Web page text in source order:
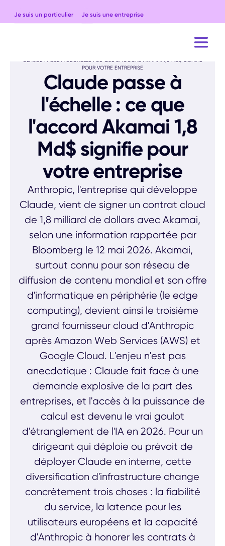
Je suis un particulier Je suis une entreprise
POUR VOTRE ENTREPRISE
Claude passe à
l'échelle : ce que
l'accord Akamai 1,8
Md$ signifie pour
votre entreprise
Anthropic, l'entreprise qui développe
Claude, vient de signer un contrat cloud
de 1,8 milliard de dollars avec Akamai,
selon une information rapportée par
Bloomberg le 12 mai 2026. Akamai,
surtout connu pour son réseau de
diffusion de contenu mondial et son offre
d'informatique en périphérie (le edge
computing), devient ainsi le troisième
grand fournisseur cloud d'Anthropic
après Amazon Web Services (AWS) et
Google Cloud. L'enjeu n'est pas
anecdotique : Claude fait face à une
demande explosive de la part des
entreprises, et l'accès à la puissance de
calcul est devenu le vrai goulot
d'étranglement de l'IA en 2026. Pour un
dirigeant qui déploie ou prévoit de
déployer Claude en interne, cette
diversification d'infrastructure change
concrètement trois choses : la fiabilité
du service, la latence pour les
utilisateurs européens et la capacité
d'Anthropic à honorer les contrats à